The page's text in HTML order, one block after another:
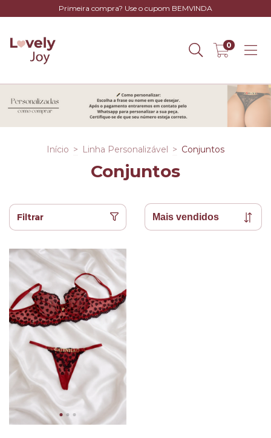
Primeira compra? Use o cupom BEMVINDA
0
Início > Linha Personalizável > Conjuntos
Conjuntos
Filtrar